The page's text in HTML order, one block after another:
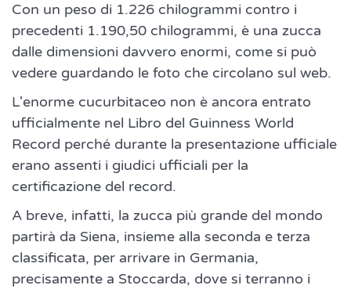
Con un peso di 1.226 chilogrammi contro i
precedenti 1.190,50 chilogrammi, è una zucca
dalle dimensioni davvero enormi, come si può
vedere guardando le foto che circolano sul web.
L'enorme cucurbitaceo non è ancora entrato
ufficialmente nel Libro del Guinness World
Record perché durante la presentazione ufficiale
erano assenti i giudici ufficiali per la
certificazione del record.
A breve, infatti, la zucca più grande del mondo
partirà da Siena, insieme alla seconda e terza
classificata, per arrivare in Germania,
precisamente a Stoccarda, dove si terranno i